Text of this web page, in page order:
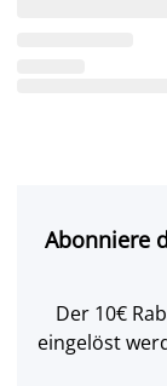
Abonniere
Der 10€
eingelöst